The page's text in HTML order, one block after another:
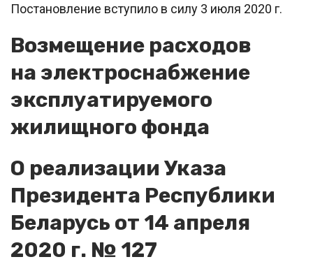
Постановление вступило в силу 3 июля 2020 г.
Возмещение расходов
на электроснабжение
эксплуатируемого
жилищного фонда
О реализации Указа
Президента Республики
Беларусь от 14 апреля
2020 г. № 127